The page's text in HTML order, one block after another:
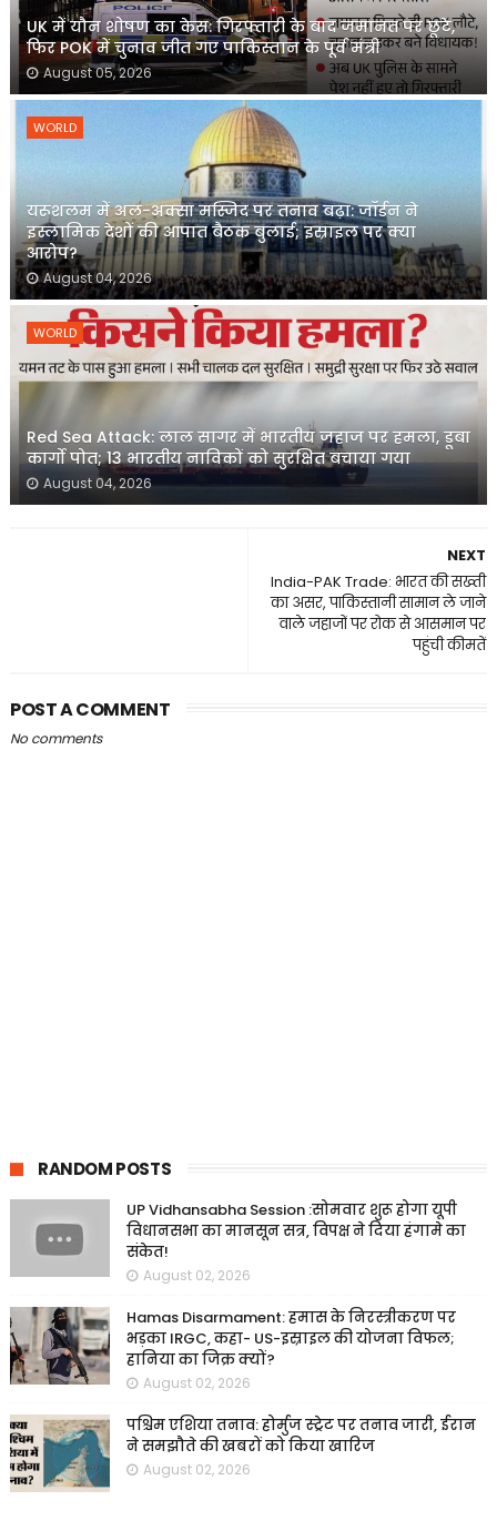
UK में यौन शोषण का केस: गिरफ्तारी के बाद जमानत पर छूटे,
फिर POK में चुनाव जीत गए पाकिस्तान के पूर्व मंत्री
August 05, 2026
WORLD
यरूशलम में अल-अक्सा मस्जिद पर तनाव बढ़ा: जॉर्डन ने
इस्लामिक देशों की आपात बैठक बुलाई; इस्राइल पर क्या
आरोप?
August 04, 2026
WORLD
Red Sea Attack: लाल सागर में भारतीय जहाज पर हमला, डूबा
कार्गो पोत; 13 भारतीय नाविकों को सुरक्षित बचाया गया
August 04, 2026
NEXT
India-PAK Trade: भारत की सख्ती
का असर, पाकिस्तानी सामान ले जाने
वाले जहाजों पर रोक से आसमान पर
पहुंची कीमतें
POST A COMMENT
No comments
RANDOM POSTS
UP Vidhansabha Session :सोमवार शुरू होगा यूपी
विधानसभा का मानसून सत्र, विपक्ष ने दिया हंगामे का
संकेत!
August 02, 2026
Hamas Disarmament: हमास के निरस्त्रीकरण पर
भड़का IRGC, कहा- US-इस्राइल की योजना विफल;
हानिया का जिक्र क्यों?
August 02, 2026
पश्चिम एशिया तनाव: होर्मुज स्ट्रेट पर तनाव जारी, ईरान
ने समझौते की खबरों को किया खारिज
August 02, 2026